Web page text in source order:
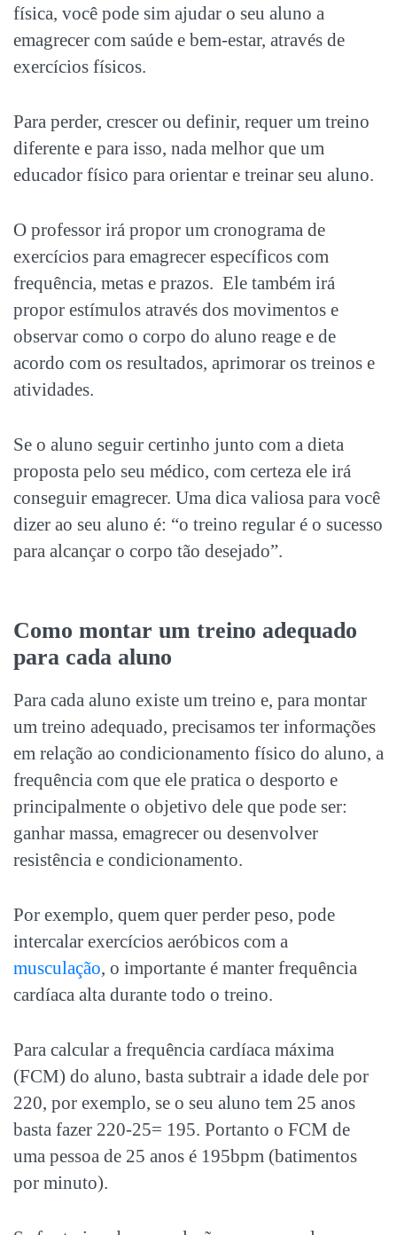
física, você pode sim ajudar o seu aluno a
emagrecer com saúde e bem-estar, através de
exercícios físicos.
Para perder, crescer ou definir, requer um treino
diferente e para isso, nada melhor que um
educador físico para orientar e treinar seu aluno.
O professor irá propor um cronograma de
exercícios para emagrecer específicos com
frequência, metas e prazos. Ele também irá
propor estímulos através dos movimentos e
observar como o corpo do aluno reage e de
acordo com os resultados, aprimorar os treinos e
atividades.
Se o aluno seguir certinho junto com a dieta
proposta pelo seu médico, com certeza ele irá
conseguir emagrecer. Uma dica valiosa para você
dizer ao seu aluno é: “o treino regular é o sucesso
para alcançar o corpo tão desejado”.
Como montar um treino adequado
para cada aluno
Para cada aluno existe um treino e, para montar
um treino adequado, precisamos ter informações
em relação ao condicionamento físico do aluno, a
frequência com que ele pratica o desporto e
principalmente o objetivo dele que pode ser:
ganhar massa, emagrecer ou desenvolver
resistência e condicionamento.
Por exemplo, quem quer perder peso, pode
intercalar exercícios aeróbicos com a
musculação, o importante é manter frequência
cardíaca alta durante todo o treino.
Para calcular a frequência cardíaca máxima
(FCM) do aluno, basta subtrair a idade dele por
220, por exemplo, se o seu aluno tem 25 anos
basta fazer 220-25= 195. Portanto o FCM de
uma pessoa de 25 anos é 195bpm (batimentos
por minuto).